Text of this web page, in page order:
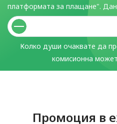
платформата за плащане".
Колко души очаквате да
комисионна
Промоция в